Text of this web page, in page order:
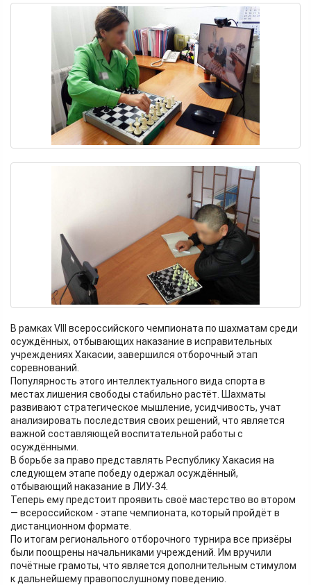
В рамках VIII всероссийского чемпионата по шахматам среди
осуждённых, отбывающих наказание в исправительных
учреждениях Хакасии, завершился отборочный этап
соревнований.
Популярность этого интеллектуального вида спорта в
местах лишения свободы стабильно растёт. Шахматы
развивают стратегическое мышление, усидчивость, учат
анализировать последствия своих решений, что является
важной составляющей воспитательной работы с
осуждёнными.
В борьбе за право представлять Республику Хакасия на
следующем этапе победу одержал осуждённый,
отбывающий наказание в ЛИУ-34.
Теперь ему предстоит проявить своё мастерство во втором
— всероссийском - этапе чемпионата, который пройдёт в
дистанционном формате.
По итогам регионального отборочного турнира все призёры
были поощрены начальниками учреждений. Им вручили
почётные грамоты, что является дополнительным стимулом
к дальнейшему правопослушному поведению.